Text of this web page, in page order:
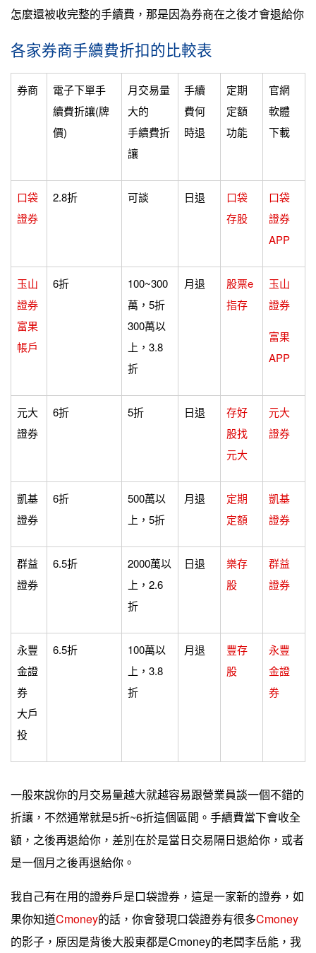
怎麼還被收完整的手續費，那是因為券商在之後才會退給你
各家券商手續費折扣的比較表
券商
電子下單手
續費折讓(牌
價)
月交易量
大的
手續費折
讓
手續
費何
時退
定期
定額
功能
官網
軟體
下載
口袋
證券
2.8折 可談 日退
口袋
存股
口袋
證券
APP
玉山
證券
富果
帳戶
6折
100~300
萬，5折
300萬以
上，3.8
折
月退
股票e
指存
玉山
證券
富果
APP
元大
證券
6折 5折 日退
存好
股找
元大
元大
證券
凱基
證券
6折
500萬以
上，5折
月退
定期
定額
凱基
證券
群益
證券
6.5折
2000萬以
上，2.6
折
日退
樂存
股
群益
證券
永豐
金證
券
大戶
投
6.5折
100萬以
上，3.8
折
月退
豐存
股
永豐
金證
券
一般來說你的月交易量越大就越容易跟營業員談一個不錯的
折讓，不然通常就是5折~6折這個區間。手續費當下會收全
額，之後再退給你，差別在於是當日交易隔日退給你，或者
是一個月之後再退給你。
我自己有在用的證券戶是口袋證券，這是一家新的證券，如
果你知道Cmoney的話，你會發現口袋證券有很多Cmoney
的影子，原因是背後大股東都是Cmoney的老闆李岳能，我